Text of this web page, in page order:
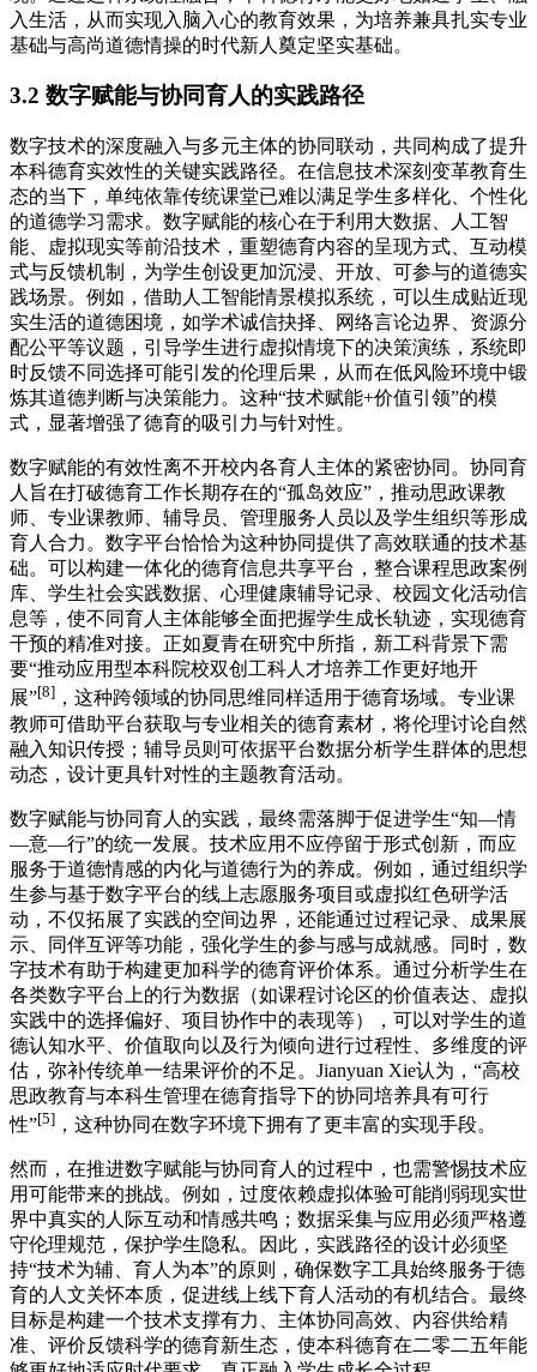
入生活，从而实现入脑入心的教育效果，为培养兼具扎实专业
基础与高尚道德情操的时代新人奠定坚实基础。
3.2 数字赋能与协同育人的实践路径
数字技术的深度融入与多元主体的协同联动，共同构成了提升
本科德育实效性的关键实践路径。在信息技术深刻变革教育生
态的当下，单纯依靠传统课堂已难以满足学生多样化、个性化
的道德学习需求。数字赋能的核心在于利用大数据、人工智
能、虚拟现实等前沿技术，重塑德育内容的呈现方式、互动模
式与反馈机制，为学生创设更加沉浸、开放、可参与的道德实
践场景。例如，借助人工智能情景模拟系统，可以生成贴近现
实生活的道德困境，如学术诚信抉择、网络言论边界、资源分
配公平等议题，引导学生进行虚拟情境下的决策演练，系统即
时反馈不同选择可能引发的伦理后果，从而在低风险环境中锻
炼其道德判断与决策能力。这种“技术赋能+价值引领”的模
式，显著增强了德育的吸引力与针对性。
数字赋能的有效性离不开校内各育人主体的紧密协同。协同育
人旨在打破德育工作长期存在的“孤岛效应”，推动思政课教
师、专业课教师、辅导员、管理服务人员以及学生组织等形成
育人合力。数字平台恰恰为这种协同提供了高效联通的技术基
础。可以构建一体化的德育信息共享平台，整合课程思政案例
库、学生社会实践数据、心理健康辅导记录、校园文化活动信
息等，使不同育人主体能够全面把握学生成长轨迹，实现德育
干预的精准对接。正如夏青在研究中所指，新工科背景下需
要“推动应用型本科院校双创工科人才培养工作更好地开
展”[8] ，这种跨领域的协同思维同样适用于德育场域。专业课
教师可借助平台获取与专业相关的德育素材，将伦理讨论自然
融入知识传授；辅导员则可依据平台数据分析学生群体的思想
动态，设计更具针对性的主题教育活动。
数字赋能与协同育人的实践，最终需落脚于促进学生“知—情
—意—行”的统一发展。技术应用不应停留于形式创新，而应
服务于道德情感的内化与道德行为的养成。例如，通过组织学
生参与基于数字平台的线上志愿服务项目或虚拟红色研学活
动，不仅拓展了实践的空间边界，还能通过过程记录、成果展
示、同伴互评等功能，强化学生的参与感与成就感。同时，数
字技术有助于构建更加科学的德育评价体系。通过分析学生在
各类数字平台上的行为数据（如课程讨论区的价值表达、虚拟
实践中的选择偏好、项目协作中的表现等），可以对学生的道
德认知水平、价值取向以及行为倾向进行过程性、多维度的评
估，弥补传统单一结果评价的不足。Jianyuan Xie认为，“高校
思政教育与本科生管理在德育指导下的协同培养具有可行
性”[5] ，这种协同在数字环境下拥有了更丰富的实现手段。
然而，在推进数字赋能与协同育人的过程中，也需警惕技术应
用可能带来的挑战。例如，过度依赖虚拟体验可能削弱现实世
界中真实的人际互动和情感共鸣；数据采集与应用必须严格遵
守伦理规范，保护学生隐私。因此，实践路径的设计必须坚
持“技术为辅、育人为本”的原则，确保数字工具始终服务于德
育的人文关怀本质，促进线上线下育人活动的有机结合。最终
目标是构建一个技术支撑有力、主体协同高效、内容供给精
准、评价反馈科学的德育新生态，使本科德育在二零二五年能